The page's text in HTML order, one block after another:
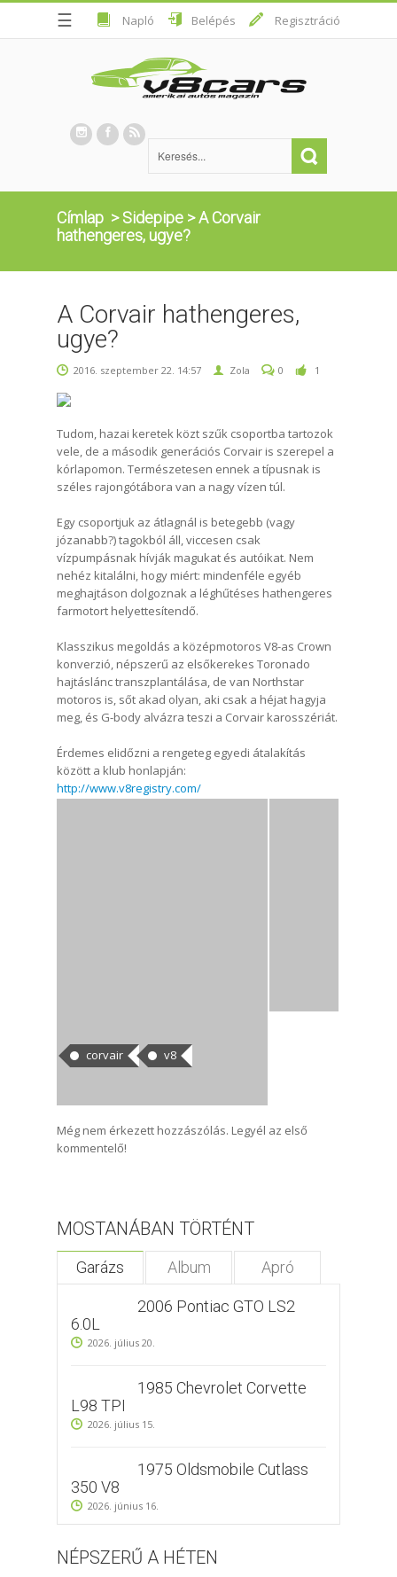
☰ Napló Belépés Regisztráció
Címlap >Sidepipe >A Corvair
hathengeres, ugye?
A Corvair hathengeres,
ugye?
2016. szeptember 22. 14:57 Zola 0 1
Tudom, hazai keretek közt szűk csoportba tartozok
vele, de a második generációs Corvair is szerepel a
kórlapomon. Természetesen ennek a típusnak is
széles rajongótábora van a nagy vízen túl.
Egy csoportjuk az átlagnál is betegebb (vagy
józanabb?) tagokból áll, viccesen csak
vízpumpásnak hívják magukat és autóikat. Nem
nehéz kitalálni, hogy miért: mindenféle egyéb
meghajtáson dolgoznak a léghűtéses hathengeres
farmotort helyettesítendő.
Klasszikus megoldás a középmotoros V8-as Crown
konverzió, népszerű az elsőkerekes Toronado
hajtáslánc transzplantálása, de van Northstar
motoros is, sőt akad olyan, aki csak a héjat hagyja
meg, és G-body alvázra teszi a Corvair karosszériát.
Érdemes elidőzni a rengeteg egyedi átalakítás
között a klub honlapján:
http://www.v8registry.com/
corvair v8
Még nem érkezett hozzászólás. Legyél az első
kommentelő!
MOSTANÁBAN TÖRTÉNT
Garázs Album Apró
2006 Pontiac GTO LS2
6.0L
2026. július 20.
1985 Chevrolet Corvette
L98 TPI
2026. július 15.
1975 Oldsmobile Cutlass
350 V8
2026. június 16.
NÉPSZERŰ A HÉTEN